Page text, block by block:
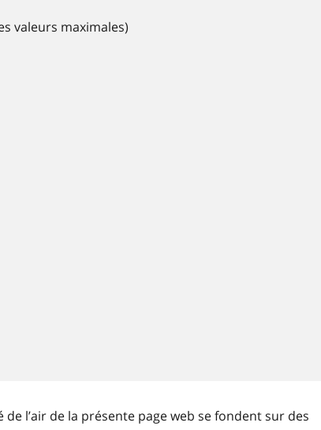
valeurs maximales)
de l’air de la présente page web se fondent sur des